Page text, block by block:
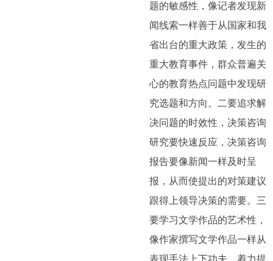
题的敏感性，像记者发现新
闻线索一样善于从国家和我
省出台的重大政策，发生的
重大教育事件，群众普遍关
心的教育热点问题中发现研
究选题和方向。二要追求解
决问题的时效性，决策咨询
研究要快速反应，决策咨询
报告要像新闻一样及时呈
报，从而使提出的对策建议
跟得上领导决策的需要。三
要学习文学作品的艺术性，
像作家撰写文学作品一样从
表现手法上下功夫，着力提